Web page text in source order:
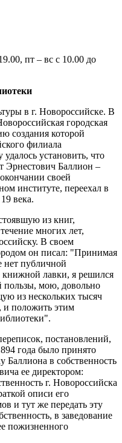
пт – вс с 10.00 до
в г. Новороссийске. В
городская
создания которой
филиала
установить, что
Эрнестович Баллион –
своей
институте, переехал в
века.
из книг,
многих лет,
В своем
он писал: "Принимая
нет публичной
лавки, я решился
пользы, мою, довольно
из нескольких тысяч
и положить этим
постановлений,
года было принято
Баллиона в собственность
ее директором:
г. Новороссийска
описи его
и тут же передать эту
в заведование
пожизненного